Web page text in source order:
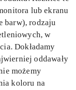
lub ekranu
barw), rodzaju
w
Dokładamy
oddawały
możemy
koloru na